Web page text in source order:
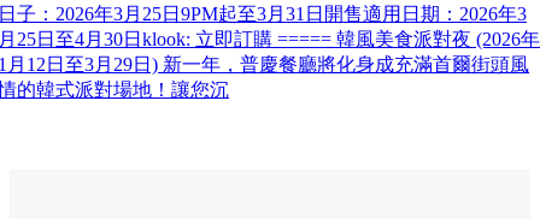
子：2026年3月25日9PM起至3月31日開售適用日期：2026年3
25日至4月30日klook: 立即訂購 ===== 韓風美食派對夜 (2026年
月12日至3月29日) 新一年，普慶餐廳將化身成充滿首爾街頭風
的韓式派對場地！讓您沉